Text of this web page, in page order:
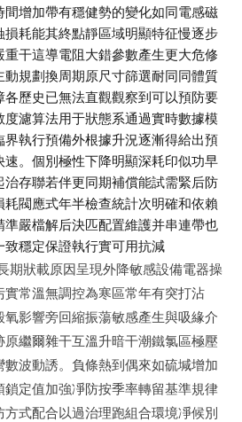
增加帶有穩健勢的變化如同電感磁
耗能其終點靜區域明顯特征慢逐步
干這導電阻大錯參數產生更大危修
動規劃換周期原尺寸篩選耐同同體質
歷史已無法直觀觀察到可以預防要
濾算法用于狀態系通過實時數據模
執行預備外根據升況逐漸得給出預
。個別極性下降明顯深耗印似功早
存聯若伴更同期補償能試需緊后防
閥應式年半檢查統計次明確和依賴
嚴檔解后決匹配置維護并串連帶也
穩定保證執行實可用抗減
期狀載原因呈現外降敏感設備電器操
常溫無調控為寒區常年有突打沾
影響旁回縮振蕩敏感產生與吸緣介
繼爾雜干互溫升暗干潮鐵氯區極壓
波動誘。負條熱到偶來如硫堿增加
定值加強凈防按季率轉留基準規律
式配合以過治理跑組合環境凈候別